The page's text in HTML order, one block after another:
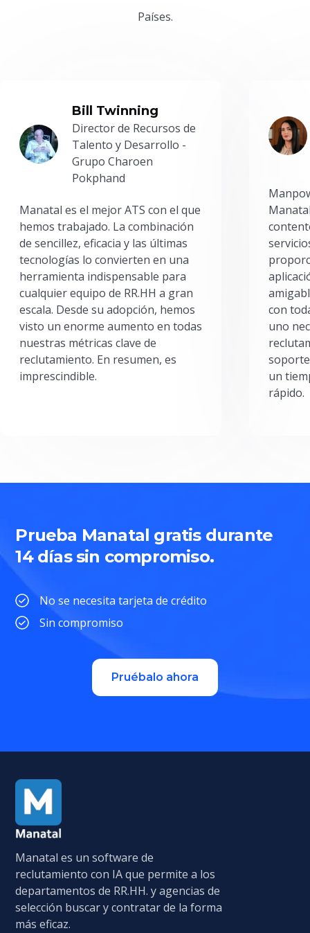
Países.
Bill Twinning
Director de Recursos de
Talento y Desarrollo -
Grupo Charoen
Pokphand
Manatal es el mejor ATS con el que
hemos trabajado. La combinación
de sencillez, eficacia y las últimas
tecnologías lo convierten en una
herramienta indispensable para
cualquier equipo de RR.HH a gran
escala. Desde su adopción, hemos
visto un enorme aumento en todas
nuestras métricas clave de
reclutamiento. En resumen, es
imprescindible.
con
uno
un
rápido.
Prueba Manatal gratis durante
14 días sin compromiso.
No se necesita tarjeta de crédito
Sin compromiso
Pruébalo ahora
Manatal es un software de
reclutamiento con IA que permite a los
departamentos de RR.HH. y agencias de
selección buscar y contratar de la forma
más eficaz.